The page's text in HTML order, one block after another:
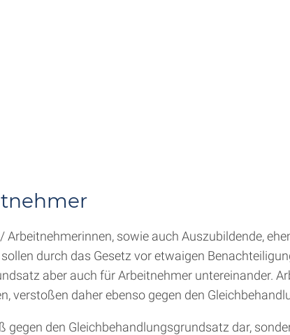
sowie auch Auszubildende,
durch das Gesetz vor etwaigen
aber auch für Arbeitnehmer untereinander.
verstoßen daher ebenso gegen den
den Gleichbehandlungsgrundsatz dar,